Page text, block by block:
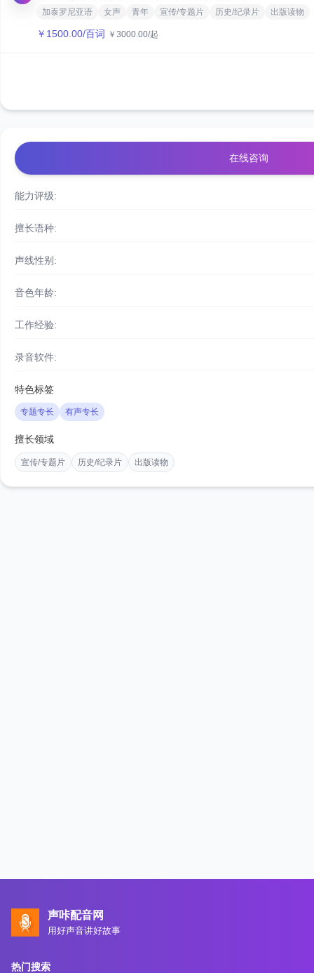
加泰罗尼亚语 女声 青年 宣传/专题片 历史/纪录片 出版读物
￥ 1500.00/百词 ￥ 3000.00/起
在线咨询
能力评级:
擅长语种:
声线性别:
音色年龄:
工作经验:
录音软件:
特色标签
专题专长 有声专长
擅长领域
宣传/专题片 历史/纪录片 出版读物
声咔配音网
用好声音讲好故事
热门搜索